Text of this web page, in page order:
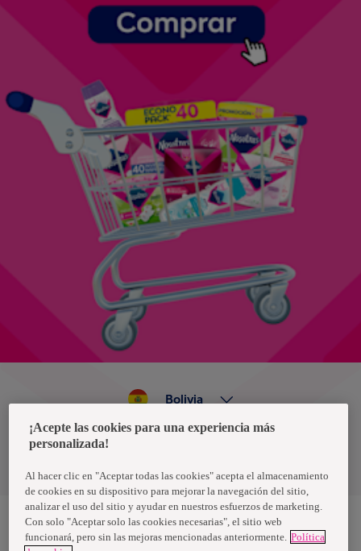
Política de privacidad de datos
Bolivia
Nosotras, una marca de Essity - una compañía global líder en
¡Acepte las cookies para una experiencia más
personalizada!
Al hacer clic en "Aceptar todas las cookies" acepta el almacenamiento
de cookies en su dispositivo para mejorar la navegación del sitio,
analizar el uso del sitio y ayudar en nuestros esfuerzos de marketing.
Con solo "Aceptar solo las cookies necesarias", el sitio web
funcionará, pero sin las mejoras mencionadas anteriormente. Política